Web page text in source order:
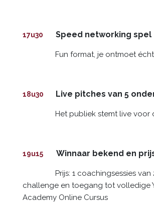
17u30 Speed networking spel
Fun format, je ontmoet
18u30 Live pitches van 5
Het publiek stemt live voor
19u15 Winnaar bekend en
Prijs: 1 coachingsessies
challenge en toegang tot volledige
Academy Online Cursus